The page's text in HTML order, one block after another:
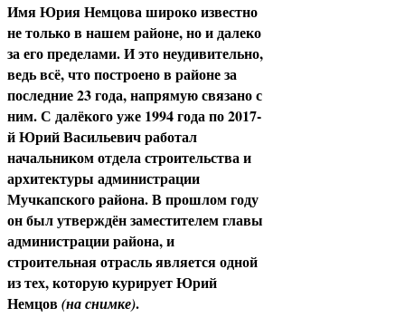
Имя Юрия Немцова широко известно
не только в нашем районе, но и далеко
за его пределами. И это неудивительно,
ведь всё, что построено в районе за
последние 23 года, напрямую связано с
ним. С далёкого уже 1994 года по 2017-
й Юрий Васильевич работал
начальником отдела строительства и
архитектуры администрации
Мучкапского района. В прошлом году
он был утверждён заместителем главы
администрации района, и
строительная отрасль является одной
из тех, которую курирует Юрий
Немцов(на снимке).